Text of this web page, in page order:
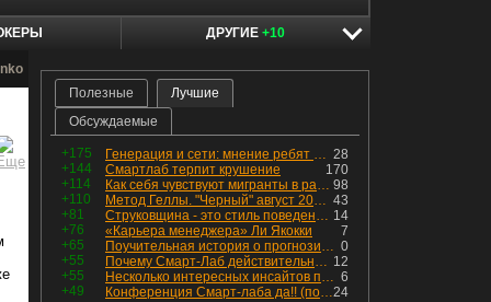
ДРУГИЕ +10
Полезные
Лучшие
Обсуждаемые
+175 28
Генерация и сети: мнение ребят из индустрии
+144
170
Смартлаб терпит крушение
+114
98
Как себя чувствуют мигранты в раю, в который они так стремились
+110
43
Метод Геллы. "Черный" август 2026 - быть или не быть?
+81
14
Струковщина - это стиль поведения, известный всем в секторе золотодобычи.
+76
7
«Карьера менеджера» Ли Якокки
+65
0
Поучительная история о прогнозировании
+55
12
Почему Смарт-Лаб действительно протух
+55
6
Несколько интересных инсайтов по "Озону"
+49
24
Конференция Смарт-лаба да!! (пост 218, 12+)